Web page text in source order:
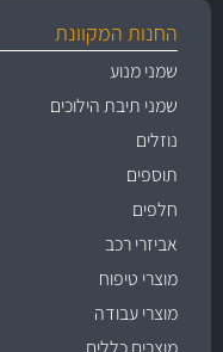
החנות המקוונת
שמני מנוע
שמני תיבת הילוכים
נוזלים
תוספים
חלפים
אביזרי רכב
מוצרי טיפוח
מוצרי עבודה